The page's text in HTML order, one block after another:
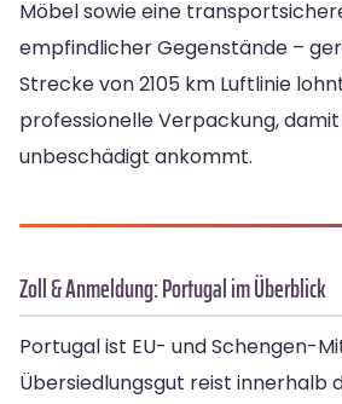
Möbel sowie eine
empfindlicher Gegenstände –
Strecke von 2105 km Luftlinie
professionelle Verpackung, damit
unbeschädigt ankommt.
Zoll & Anmeldung: Portugal im Überblick
Portugal ist EU- und Schengen-
Übersiedlungsgut reist innerhalb